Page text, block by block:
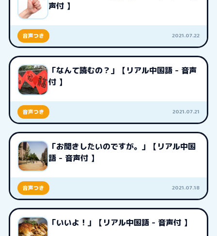
声付 】
音声つき 2021.07.22
「なんて読むの？」【リアル中国語 - 音声
付 】
音声つき 2021.07.21
「お聞きしたいのですが。」【リアル中国
語 - 音声付 】
音声つき 2021.07.18
「いいよ！」【リアル中国語 - 音声付 】